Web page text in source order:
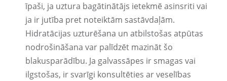
īpaši, ja uztura bagātinātājs ietekmē asinsriti vai
ja ir jutība pret noteiktām sastāvdaļām.
Hidratācijas uzturēšana un atbilstošas ​​atpūtas
nodrošināšana var palīdzēt mazināt šo
blakusparādību. Ja galvassāpes ir smagas vai
ilgstošas, ir svarīgi konsultēties ar veselības